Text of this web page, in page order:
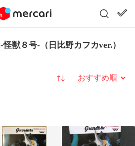
獣８号-（日比野カフカver.）
並び替え